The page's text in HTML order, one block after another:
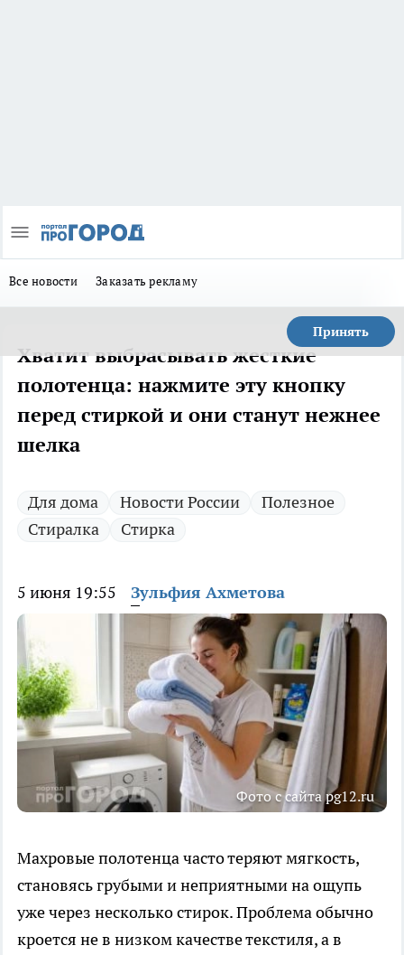
Все новости Заказать рекламу
Принять
Хватит выбрасывать жесткие
полотенца: нажмите эту кнопку
перед стиркой и они станут нежнее
шелка
Для дома Новости России
Полезное
Стиралка
Стирка
5 июня 19:55 Зульфия Ахметова
Фото с сайта pg12.ru
Махровые полотенца часто теряют мягкость,
становясь грубыми и неприятными на ощупь
уже через несколько стирок. Проблема обычно
кроется не в низком качестве текстиля, а в